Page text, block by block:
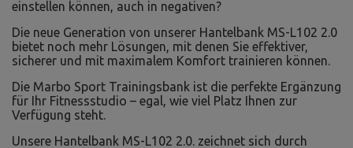
einstellen können, auch in negativen?
Die neue Generation von unserer Hantelbank MS-L102 2.0
bietet noch mehr Lösungen, mit denen Sie effektiver,
sicherer und mit maximalem Komfort trainieren können.
Die Marbo Sport Trainingsbank ist die perfekte Ergänzung
für Ihr Fitnessstudio – egal, wie viel Platz Ihnen zur
Verfügung steht.
Unsere Hantelbank MS-L102 2.0. zeichnet sich durch